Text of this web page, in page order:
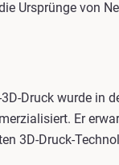
Ursprünge von
Druck wurde in
Er
3D-Druck-